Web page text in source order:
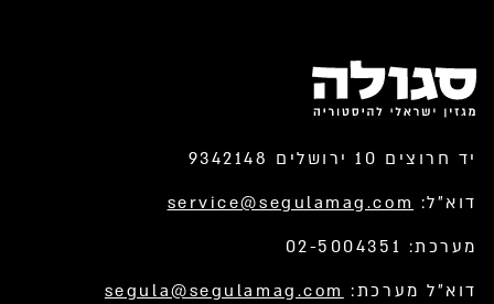
יד חרוצים 10 ירושלים 9342148
דוא”ל: service@segulamag.com
מערכת: 02-5004351
דוא”ל מערכת: segula@segulamag.com